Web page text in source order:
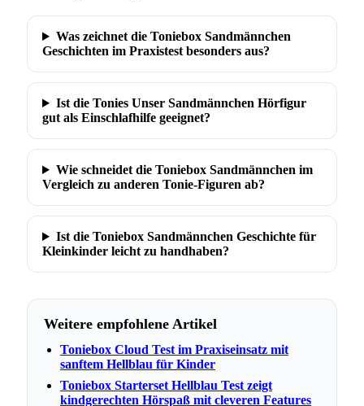
Was zeichnet die Toniebox Sandmännchen
Geschichten im Praxistest besonders aus?
Ist die Tonies Unser Sandmännchen Hörfigur
gut als Einschlafhilfe geeignet?
Wie schneidet die Toniebox Sandmännchen im
Vergleich zu anderen Tonie-Figuren ab?
Ist die Toniebox Sandmännchen Geschichte für
Kleinkinder leicht zu handhaben?
Weitere empfohlene Artikel
Toniebox Cloud Test im Praxiseinsatz mit
sanftem Hellblau für Kinder
Toniebox Starterset Hellblau Test zeigt
kindgerechten Hörspaß mit cleveren Features